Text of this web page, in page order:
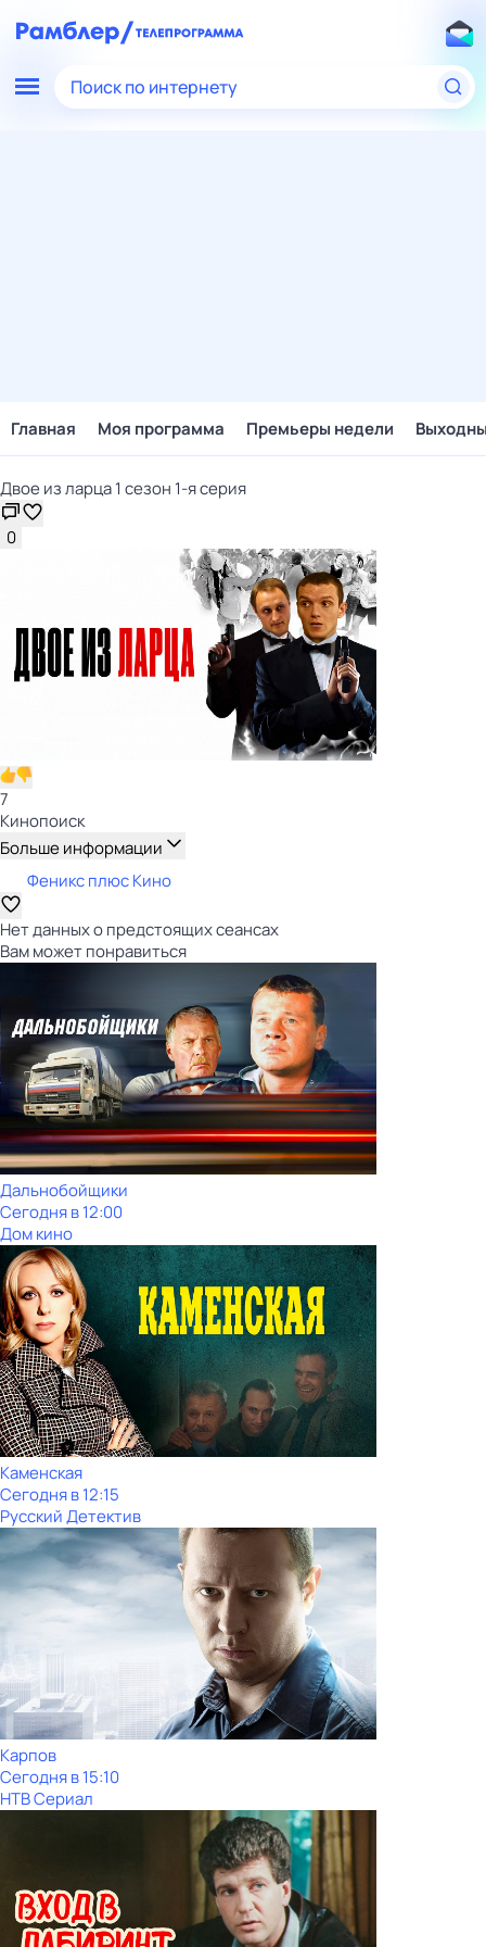
Поиск по интернету
Главная Моя программа Премьеры недели
Двое из ларца 1 сезон 1-я серия
0
7
Кинопоиск
Больше информации
Феникс плюс Кино
Нет данных о предстоящих сеансах
Вам может понравиться
Дальнобойщики
Сегодня в 12:00
Дом кино
Каменская
Сегодня в 12:15
Русский Детектив
Карпов
Сегодня в 15:10
НТВ Сериал